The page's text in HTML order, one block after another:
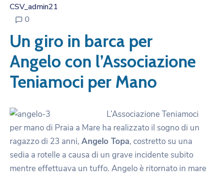
CSV_admin21
0
Un giro in barca per
Angelo con l’Associazione
Teniamoci per Mano
L’Associazione Teniamoci
per mano di Praia a Mare ha realizzato il sogno di un
ragazzo di 23 anni, Angelo Topa, costretto su una
sedia a rotelle a causa di un grave incidente subito
mentre effettuava un tuffo. Angelo è ritornato in mare